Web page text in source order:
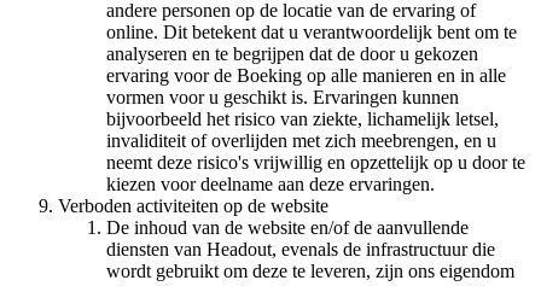
andere personen op de locatie van de ervaring of
online. Dit betekent dat u verantwoordelijk bent om te
analyseren en te begrijpen dat de door u gekozen
ervaring voor de Boeking op alle manieren en in alle
vormen voor u geschikt is. Ervaringen kunnen
bijvoorbeeld het risico van ziekte, lichamelijk letsel,
invaliditeit of overlijden met zich meebrengen, en u
neemt deze risico's vrijwillig en opzettelijk op u door te
kiezen voor deelname aan deze ervaringen.
Verboden activiteiten op de website
De inhoud van de website en/of de aanvullende
diensten van Headout, evenals de infrastructuur die
wordt gebruikt om deze te leveren, zijn ons eigendom